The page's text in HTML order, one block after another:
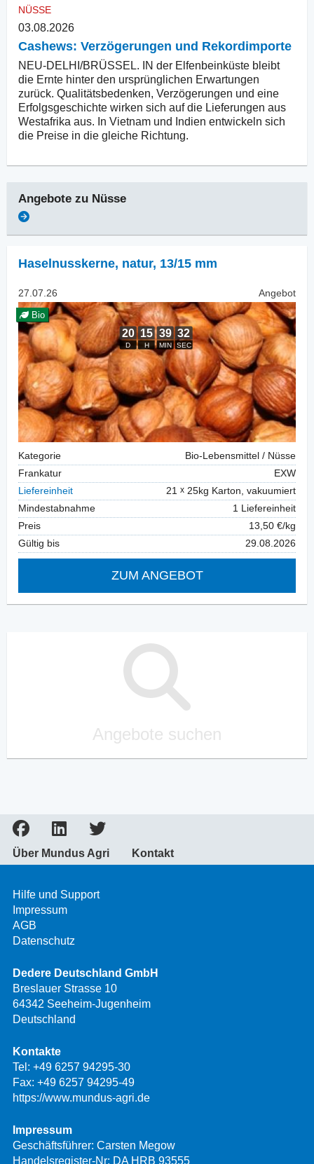
NÜSSE
03.08.2026
Cashews: Verzögerungen und Rekordimporte
NEU-DELHI/BRÜSSEL. IN der Elfenbeinküste bleibt
die Ernte hinter den ursprünglichen Erwartungen
zurück. Qualitätsbedenken, Verzögerungen und eine
Erfolgsgeschichte wirken sich auf die Lieferungen aus
Westafrika aus. In Vietnam und Indien entwickeln sich
die Preise in die gleiche Richtung.
Angebote zu Nüsse
Haselnusskerne, natur, 13/15 mm
27.07.26 Angebot
Bio
Kategorie
Bio-Lebensmittel / Nüsse
Frankatur
EXW
Liefereinheit
21
25kg Karton, vakuumiert
Mindestabnahme
1 Liefereinheit
Preis
13,50 €/kg
Gültig bis
29.08.2026
ZUM ANGEBOT
Angebote suchen
Über Mundus Agri Kontakt
Hilfe und Support
Impressum
AGB
Datenschutz
Dedere Deutschland GmbH
Breslauer Strasse 10
64342 Seeheim-Jugenheim
Deutschland
Kontakte
Tel: +49 6257 94295-30
Fax: +49 6257 94295-49
https://www.mundus-agri.de
Impressum
Geschäftsführer: Carsten Megow
Handelsregister-Nr: DA HRB 93555